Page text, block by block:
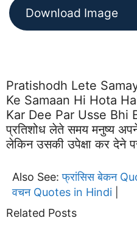
Download Image
Pratishodh Lete
Ke Samaan Hi Hota
Kar Dee Par Usse Bhi
प्रतिशोध लेते समय मनुष्य
लेकिन उसकी उपेक्षा कर देने
Also See:फ्रांसिस बेकन
वचन Quotes in Hindi
Related Posts